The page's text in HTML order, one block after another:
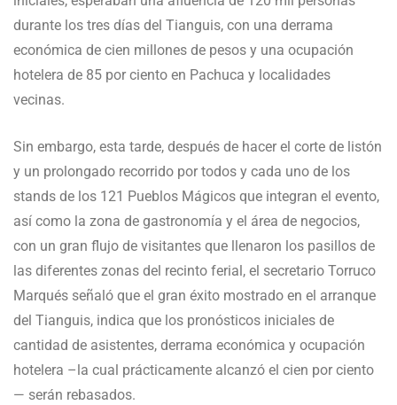
durante los tres días del Tianguis, con una derrama
económica de cien millones de pesos y una ocupación
hotelera de 85 por ciento en Pachuca y localidades
vecinas.
Sin embargo, esta tarde, después de hacer el corte de listón
y un prolongado recorrido por todos y cada uno de los
stands de los 121 Pueblos Mágicos que integran el evento,
así como la zona de gastronomía y el área de negocios,
con un gran flujo de visitantes que llenaron los pasillos de
las diferentes zonas del recinto ferial, el secretario Torruco
Marqués señaló que el gran éxito mostrado en el arranque
del Tianguis, indica que los pronósticos iniciales de
cantidad de asistentes, derrama económica y ocupación
hotelera –la cual prácticamente alcanzó el cien por ciento
— serán rebasados.